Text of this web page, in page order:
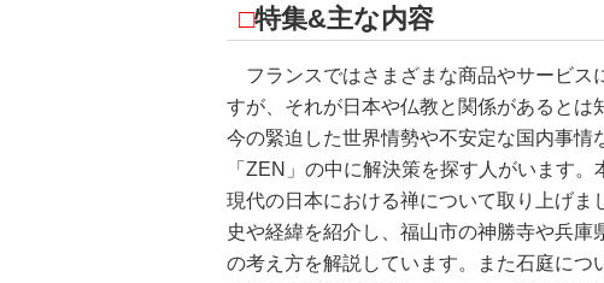
□特集&主な内容
フランスではさまざまな商品やサービス
すが、それが日本や仏教と関係があると
今の緊迫した世界情勢や不安定な国内事情
「ZEN」の中に解決策を探す人がいます
現代の日本における禅について取り上げ
史や経緯を紹介し、福山市の神勝寺や兵
の考え方を解説しています。また石庭につ